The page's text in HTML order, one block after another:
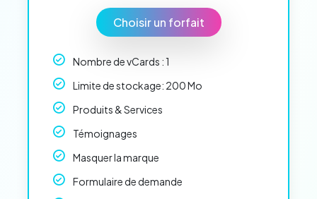
Choisir un forfait
Nombre de vCards : 1
Limite de stockage: 200 Mo
Produits & Services
Témoignages
Masquer la marque
Formulaire de demande